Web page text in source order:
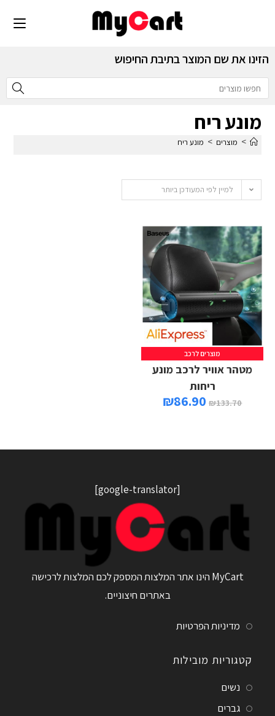
הזינו את שם המוצר בתיבת החיפוש
מונע ריח
> מוצרים > מונע ריח
למיין לפי המעודכן ביותר
מוצרים לרכב
מטהר אוויר לרכב מונע
ריחות
₪133.70
₪86.90
[google-translator]
MyCart הינו אתר המלצות המספק לכם המלצות לרכישה
באתרים חיצוניים.
מדיניות הפרטיות
קטגוריות מובילות
נשים
גברים